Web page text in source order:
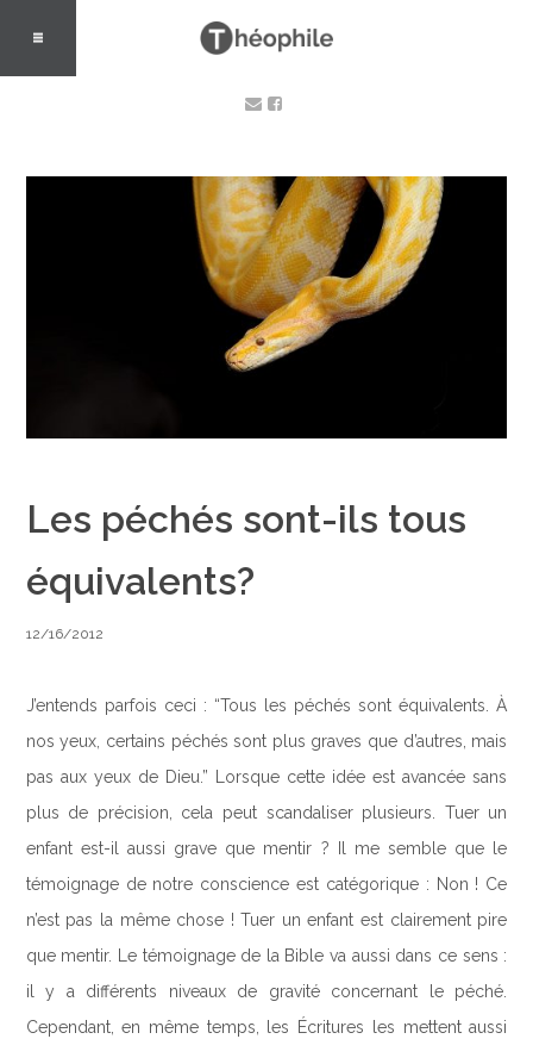
Les péchés sont-ils tous
équivalents?
12/16/2012
J’entends parfois ceci : “Tous les péchés sont équivalents. À
nos yeux, certains péchés sont plus graves que d’autres, mais
pas aux yeux de Dieu.” Lorsque cette idée est avancée sans
plus de précision, cela peut scandaliser plusieurs. Tuer un
enfant est-il aussi grave que mentir ? Il me semble que le
témoignage de notre conscience est catégorique : Non ! Ce
n’est pas la même chose ! Tuer un enfant est clairement pire
que mentir. Le témoignage de la Bible va aussi dans ce sens :
il y a différents niveaux de gravité concernant le péché.
Cependant, en même temps, les Écritures les mettent aussi